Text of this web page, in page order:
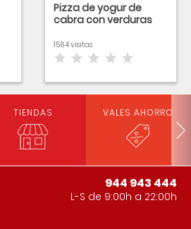
Pizza de yogur de
cabra con verduras
1564 visitas
TIENDAS VALES AHORRO
944 943 444
L-S de 9:00h a 22:00h